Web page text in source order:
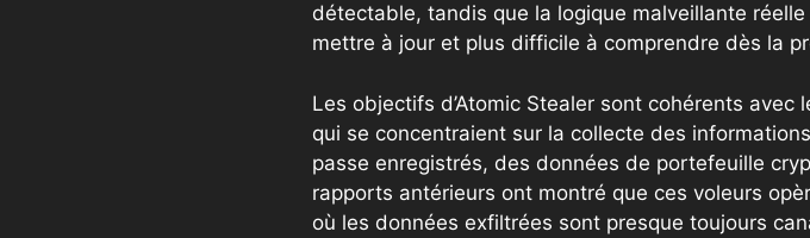
détectable, tandis que la logique malveillante
mettre à jour et plus difficile à comprendre dès la
Les objectifs d’Atomic Stealer sont cohérents avec
qui se concentraient sur la collecte des
passe enregistrés, des données de portefeuille
rapports antérieurs ont montré que ces voleurs
où les données exfiltrées sont presque toujours